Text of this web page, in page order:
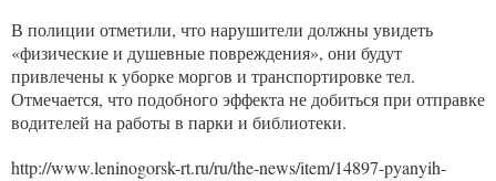
В полиции отметили, что нарушители должны увидеть
«физические и душевные повреждения», они будут
привлечены к уборке моргов и транспортировке тел.
Отмечается, что подобного эффекта не добиться при отправке
водителей на работы в парки и библиотеки.
http://www.leninogorsk-rt.ru/ru/the-news/item/14897-pyanyih-